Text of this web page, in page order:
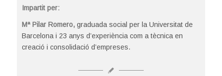
Impartit per:
Mª Pilar Romero, graduada social per la Universitat de
Barcelona i 23 anys d’experiència com a tècnica en
creació i consolidació d’empreses.